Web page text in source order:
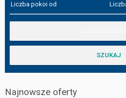
Najnowsze oferty